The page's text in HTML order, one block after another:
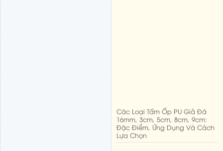
Các Loại Tấm Ốp PU Giả Đá
16mm, 3cm, 5cm, 8cm, 9cm:
Đặc Điểm, Ứng Dụng Và Cách
Lựa Chọn